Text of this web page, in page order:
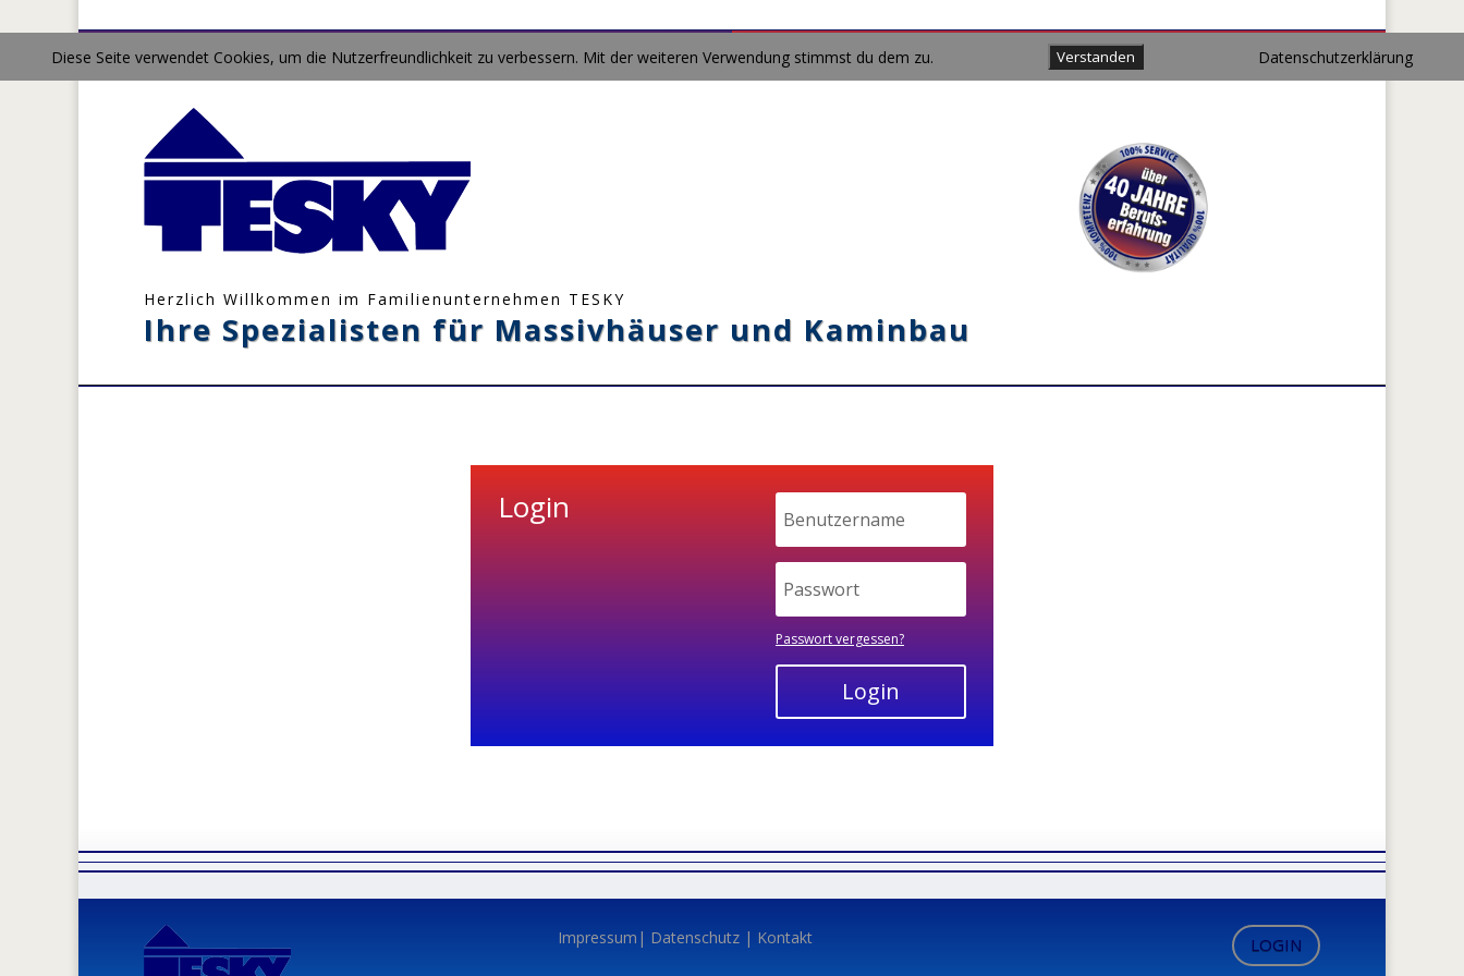
Herzlich Willkommen im Familienunternehmen TESKY
Ihre Spezialisten für Massivhäuser und Kaminbau
Login
Passwort vergessen?
Login
Impressum | Datenschutz| Kontakt LOGIN
Diese Seite verwendet Cookies, um die Nutzerfreundlichkeit zu verbessern. Mit der weiteren Verwendung stimmst du dem zu. Verstanden Datenschutzerklärung